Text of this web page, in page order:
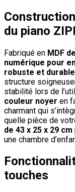
du piano
Fabriqué en MDF
numérique pour
robuste et durable
structure
stabilité lors de
couleur noyer en
charmant qui
quelle pièce de
de 43 x 25 x 29 cm
une chambre
touches